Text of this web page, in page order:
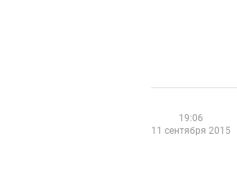
19:06
11 сентября 2015